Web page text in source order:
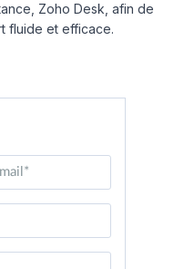
Zoho Desk, afin de
fluide et efficace.